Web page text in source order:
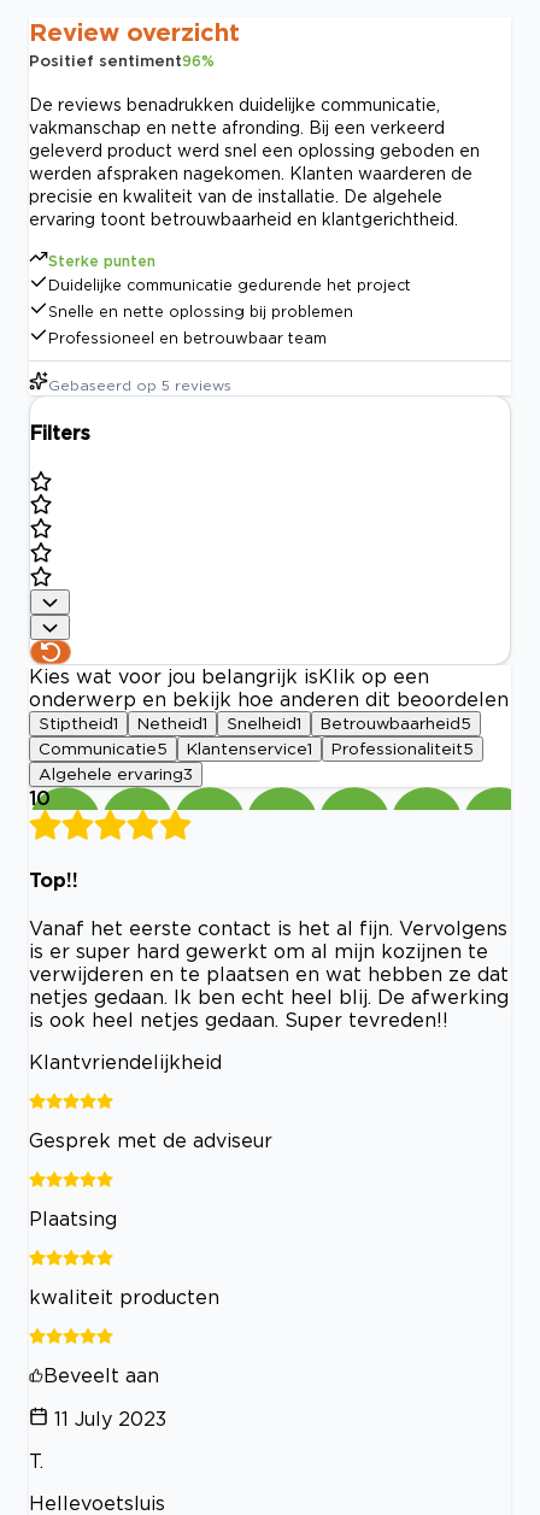
Review overzicht
Positief sentiment96%
De reviews benadrukken duidelijke communicatie,
vakmanschap en nette afronding. Bij een verkeerd
geleverd product werd snel een oplossing geboden en
werden afspraken nagekomen. Klanten waarderen de
precisie en kwaliteit van de installatie. De algehele
ervaring toont betrouwbaarheid en klantgerichtheid.
Sterke punten
Duidelijke communicatie gedurende het project
Snelle en nette oplossing bij problemen
Professioneel en betrouwbaar team
Gebaseerd op 5 reviews
Filters
Kies wat voor jou belangrijk is Klik op een
onderwerp en bekijk hoe anderen dit beoordelen
Stiptheid1 Netheid1 Snelheid1 Betrouwbaarheid 5
Communicatie5 Klantenservice1 Professionaliteit5
Algehele ervaring3
10
Top!!
Vanaf het eerste contact is het al fijn. Vervolgens
is er super hard gewerkt om al mijn kozijnen te
verwijderen en te plaatsen en wat hebben ze dat
netjes gedaan. Ik ben echt heel blij. De afwerking
is ook heel netjes gedaan. Super tevreden!!
Klantvriendelijkheid
Gesprek met de adviseur
Plaatsing
kwaliteit producten
Beveelt aan
11 July 2023
T.
Hellevoetsluis